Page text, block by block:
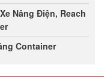
Nâng Điện, Reach
Container